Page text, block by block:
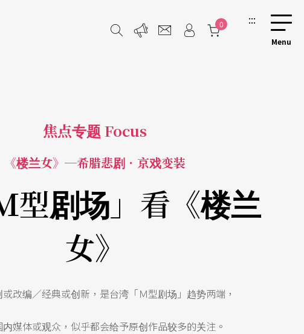
0 :::
焦点专题 Focus
《楼兰女》─希腊悲剧．京戏变装
型剧场」看《楼兰
女》
改编／经典或创新，是台湾「Ｍ型剧场」趋势两端，
媒体或观众，似乎都会给予原创作品较多的关注。